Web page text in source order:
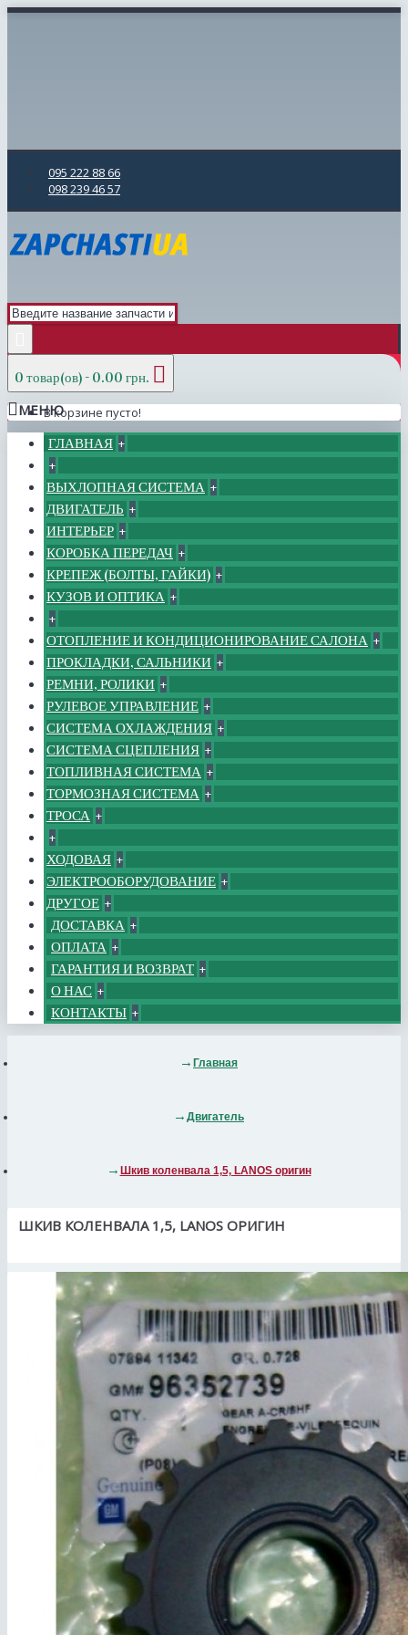
095 222 88 66
098 239 46 57
0 товар(ов) - 0.00 грн.
В корзине пусто!
МЕНЮ
ГЛАВНАЯ +
+
ВЫХЛОПНАЯ СИСТЕМА +
ДВИГАТЕЛЬ +
ИНТЕРЬЕР +
КОРОБКА ПЕРЕДАЧ +
КРЕПЕЖ (БОЛТЫ, ГАЙКИ) +
КУЗОВ И ОПТИКА +
+
ОТОПЛЕНИЕ И КОНДИЦИОНИРОВАНИЕ САЛОНА +
ПРОКЛАДКИ, САЛЬНИКИ +
РЕМНИ, РОЛИКИ +
РУЛЕВОЕ УПРАВЛЕНИЕ +
СИСТЕМА ОХЛАЖДЕНИЯ +
СИСТЕМА СЦЕПЛЕНИЯ +
ТОПЛИВНАЯ СИСТЕМА +
ТОРМОЗНАЯ СИСТЕМА +
ТРОСА +
+
ХОДОВАЯ +
ЭЛЕКТРООБОРУДОВАНИЕ +
ДРУГОЕ +
ДОСТАВКА +
ОПЛАТА +
ГАРАНТИЯ И ВОЗВРАТ +
О НАС +
КОНТАКТЫ +
Главная
Двигатель
Шкив коленвала 1,5, LANOS оригин
ШКИВ КОЛЕНВАЛА 1,5, LANOS ОРИГИН